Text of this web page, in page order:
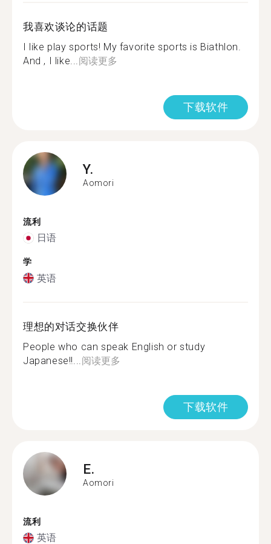
我喜欢谈论的话题
I like play sports! My favorite sports is Biathlon.
And , I like... 阅读更多
下载软件
Y.
Aomori
流利
日语
学
英语
理想的对话交换伙伴
People who can speak English or study
Japanese!!... 阅读更多
下载软件
E.
Aomori
流利
英语